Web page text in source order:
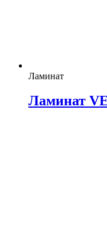
Ламинат
Ламинат